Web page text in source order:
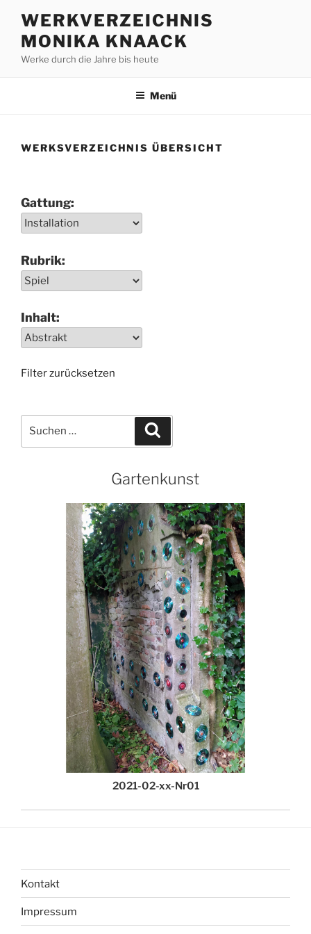
Inhalt
springen
WERKVERZEICHNIS
MONIKA KNAACK
Werke durch die Jahre bis heute
Menü
WERKSVERZEICHNIS ÜBERSICHT
Gattung:
Rubrik:
Inhalt:
Filter zurücksetzen
nach:
Gartenkunst
2021-02-xx-Nr01
Kontakt
Impressum